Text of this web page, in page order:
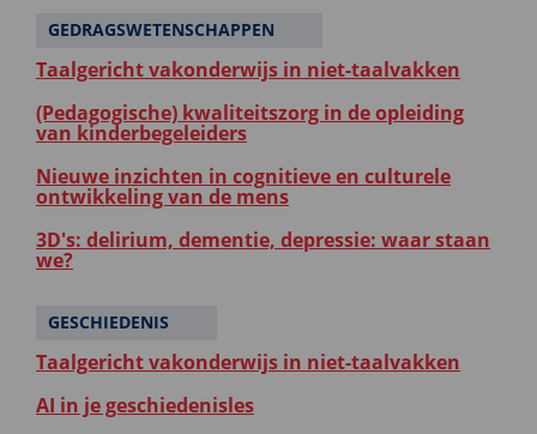
GEDRAGSWETENSCHAPPEN
Taalgericht vakonderwijs in niet-taalvakken
(Pedagogische) kwaliteitszorg in de opleiding
van kinderbegeleiders
Nieuwe inzichten in cognitieve en culturele
ontwikkeling van de mens
3D's: delirium, dementie, depressie: waar staan
we?
GESCHIEDENIS
Taalgericht vakonderwijs in niet-taalvakken
AI in je geschiedenisles